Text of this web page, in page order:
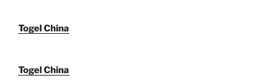
Togel China
Togel China